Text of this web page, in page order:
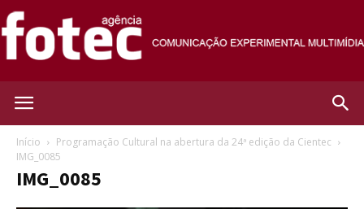
Início
Programação Cultural na abertura da 24ª edição da Cientec
IMG_0085
IMG_0085